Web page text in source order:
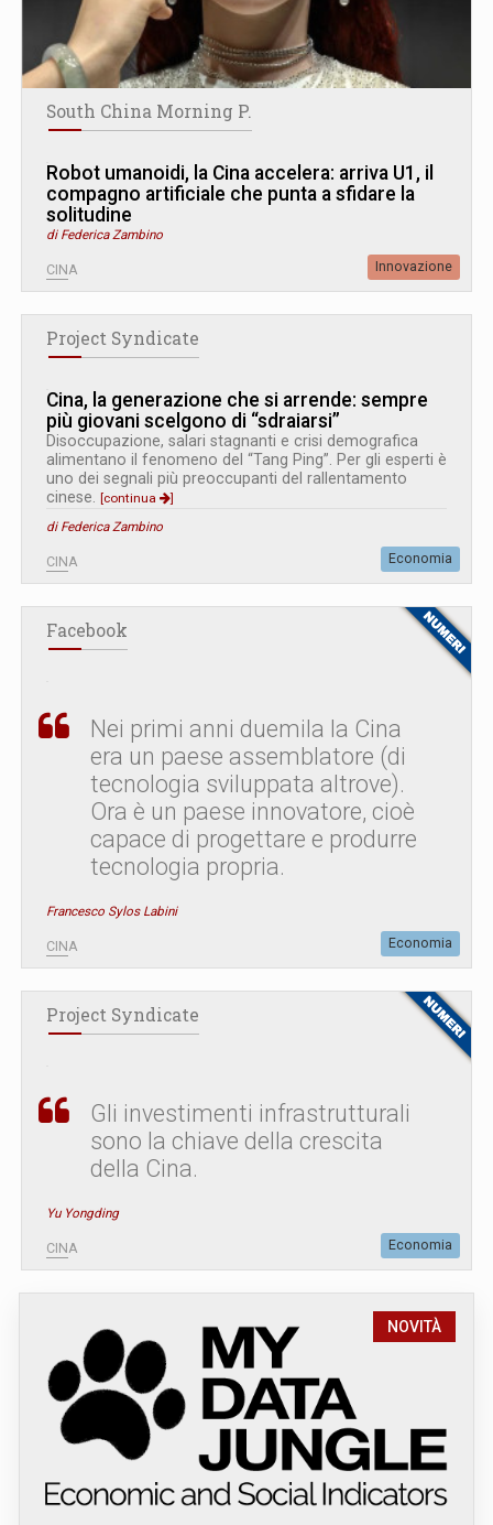
South China Morning P.
Robot umanoidi, la Cina accelera: arriva U1, il
compagno artificiale che punta a sfidare la
solitudine
di Federica Zambino
CINA Innovazione
Project Syndicate
Cina, la generazione che si arrende: sempre
più giovani scelgono di “sdraiarsi”
Disoccupazione, salari stagnanti e crisi demografica
alimentano il fenomeno del “Tang Ping”. Per gli esperti è
uno dei segnali più preoccupanti del rallentamento
cinese. [continua
]
di Federica Zambino
CINA Economia
Facebook
Nei primi anni duemila la Cina
era un paese assemblatore (di
tecnologia sviluppata altrove).
Ora è un paese innovatore, cioè
capace di progettare e produrre
tecnologia propria.
Francesco Sylos Labini
CINA Economia
Project Syndicate
Gli investimenti infrastrutturali
sono la chiave della crescita
della Cina.
Yu Yongding
CINA Economia
NOVITÀ